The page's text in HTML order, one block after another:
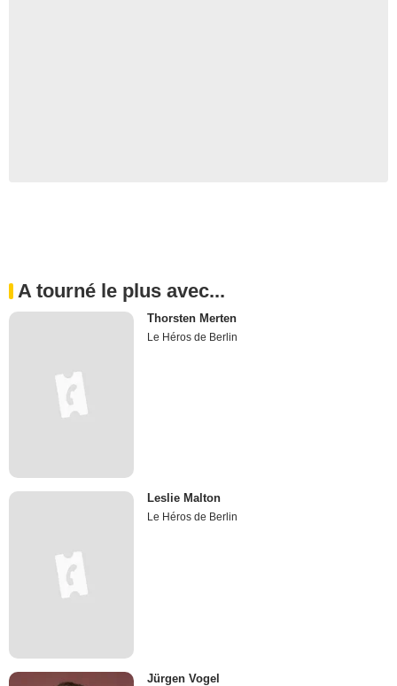
A tourné le plus avec...
Thorsten Merten
Le Héros de Berlin
Leslie Malton
Le Héros de Berlin
Jürgen Vogel